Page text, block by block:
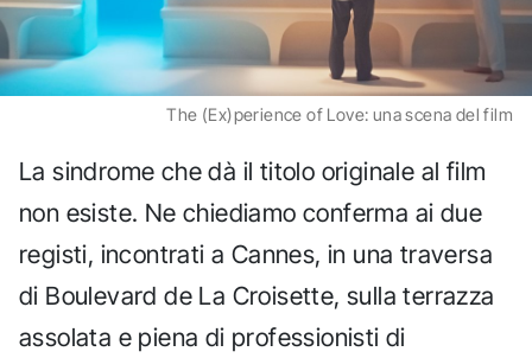
The (Ex)perience of Love: una scena del film
La sindrome che dà il titolo originale al film
non esiste. Ne chiediamo conferma ai due
registi, incontrati a Cannes, in una traversa
di Boulevard de La Croisette, sulla terrazza
assolata e piena di professionisti di